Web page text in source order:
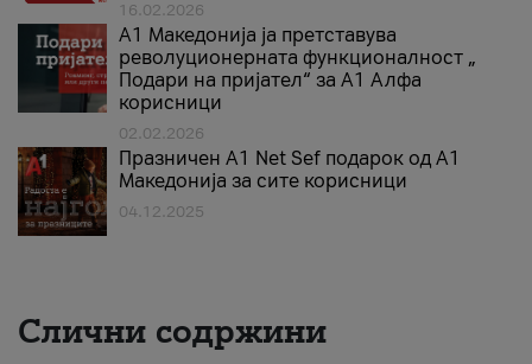
16.02.2026
А1 Македонија ја претставува
револуционерната функционалност „
Подари на пријател“ за А1 Алфа
корисници
02.02.2026
Празничен A1 Net Sеf подарок од А1
Македонија за сите корисници
04.12.2025
Слични содржини